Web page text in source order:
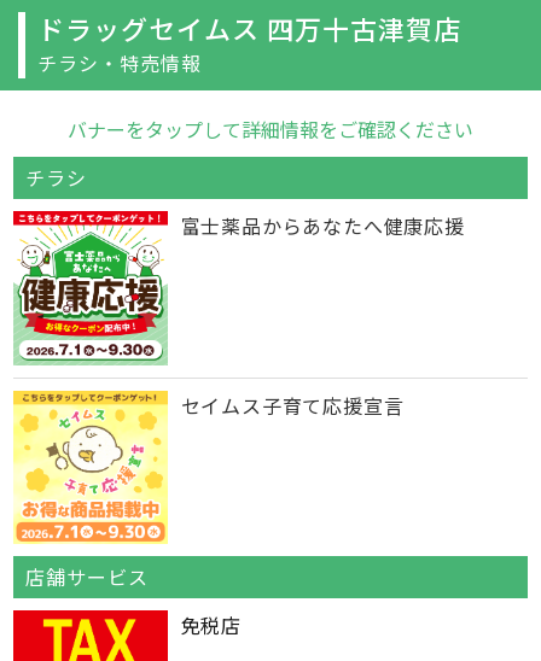
ドラッグセイムス 四万十古津賀店
チラシ・特売情報
バナーをタップして詳細情報をご確認ください
チラシ
富士薬品からあなたへ健康応援
セイムス子育て応援宣言
店舗サービス
免税店